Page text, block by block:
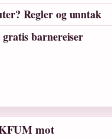
Regler og unntak
barnereiser